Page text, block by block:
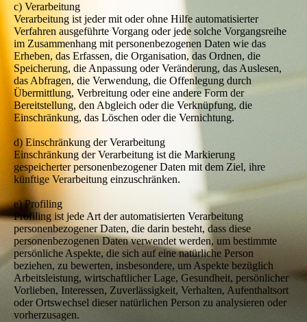
c) Verarbeitung
Verarbeitung ist jeder mit oder ohne Hilfe automatisierter
Verfahren ausgeführte Vorgang oder jede solche Vorgangsreihe
im Zusammenhang mit personenbezogenen Daten wie das
Erheben, das Erfassen, die Organisation, das Ordnen, die
Speicherung, die Anpassung oder Veränderung, das Auslesen,
das Abfragen, die Verwendung, die Offenlegung durch
Übermittlung, Verbreitung oder eine andere Form der
Bereitstellung, den Abgleich oder die Verknüpfung, die
Einschränkung, das Löschen oder die Vernichtung.
d) Einschränkung der Verarbeitung
Einschränkung der Verarbeitung ist die Markierung
gespeicherter personenbezogener Daten mit dem Ziel, ihre
künftige Verarbeitung einzuschränken.
e) Profiling
Profiling ist jede Art der automatisierten Verarbeitung
personenbezogener Daten, die darin besteht, dass diese
personenbezogenen Daten verwendet werden, um bestimmte
persönliche Aspekte, die sich auf eine natürliche Person
beziehen, zu bewerten, insbesondere, um Aspekte bezüglich
Arbeitsleistung, wirtschaftlicher Lage, Gesundheit, persönlicher
Vorlieben, Interessen, Zuverlässigkeit, Verhalten, Aufenthaltsort
oder Ortswechsel dieser natürlichen Person zu analysieren oder
vorherzusagen.